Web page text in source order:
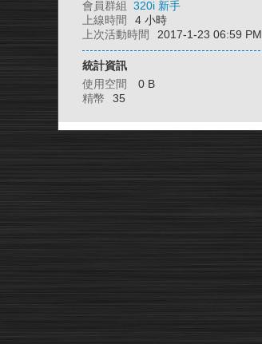
會員群組 320i 新手
上線時間
4 小時
上次活動時間
2017-1-23 06:59 PM
統計資訊
使用空間
0 B
精幣
35